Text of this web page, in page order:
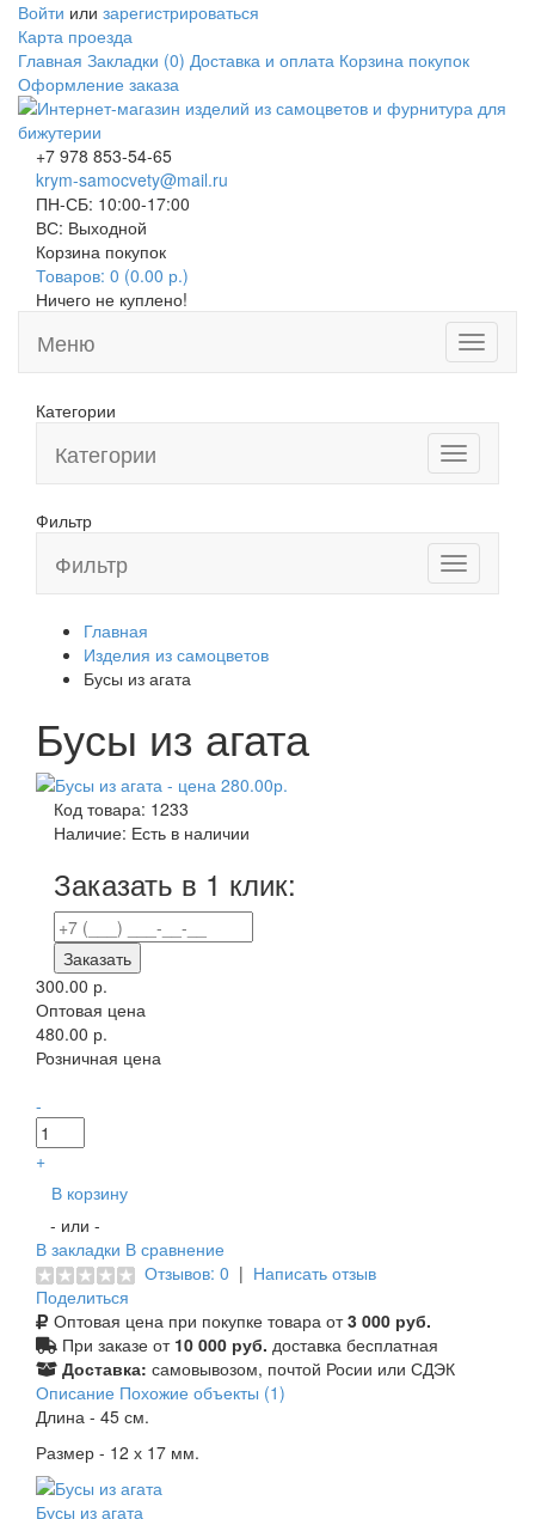
Войти или зарегистрироваться
Карта проезда
Главная Закладки (0) Доставка и оплата Корзина покупок
Оформление заказа
+7 978 853-54-65
krym-samocvety@mail.ru
ПН-СБ: 10:00-17:00
ВС: Выходной
Корзина покупок
Товаров: 0 (0.00 р.)
Ничего не куплено!
Toggle
Меню
Категории
Toggle
navigation
Категории
Фильтр
Toggle
navigation
Фильтр
Главная
Изделия из самоцветов
Бусы из агата
Бусы из агата
Код товара: 1233
Наличие: Есть в наличии
Заказать в 1 клик:
Заказать
300.00 р.
Оптовая цена
480.00 р.
Розничная цена
-
+
В корзину
- или -
В закладки В сравнение
Отзывов: 0 | Написать отзыв
Поделиться
Оптовая цена при покупке товара от3 000 руб.
При заказе от 10 000 руб. доставка бесплатная
Доставка: самовывозом, почтой Росии или СДЭК
Описание Похожие объекты (1)
Длина - 45 см.
Размер - 12 х 17 мм.
Бусы из агата